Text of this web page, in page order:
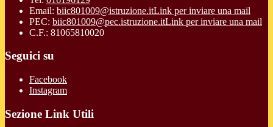
Email: biic801009@istruzione.itLink per inviare una mail
PEC: biic801009@pec.istruzione.itLink per inviare una mail
C.F.: 81065810020
Seguici su
Facebook
Instagram
Sezione Link Utili